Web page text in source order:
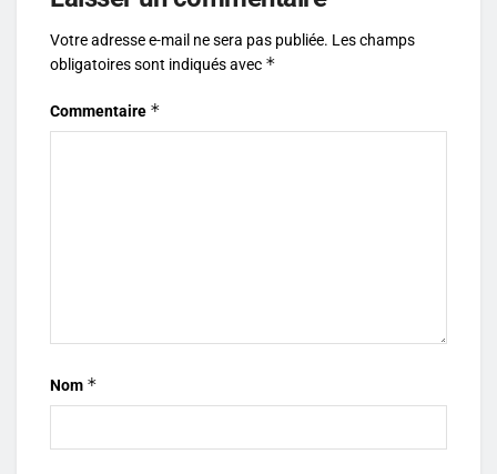
Votre adresse e-mail ne sera pas publiée. Les champs
obligatoires sont indiqués avec *
Commentaire *
Nom *